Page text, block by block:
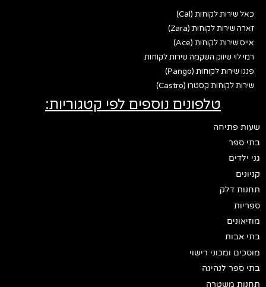
כאל שירות לקוחות (Cal)
זארה שירות לקוחות (Zara)
אייס שירות לקוחות (Ace)
רמי לוי שיווק השקמה שירות לקוחות
פנגו שירות לקוחות (Pango)
שירות לקוחות קסטרו (Castro)
טלפונים נוספים לפי קטגוריות:
שעות פתיחה
בתי ספר
גני ילדים
קניונים
תחנות דלק
ספריות
מוזיאונים
בתי אבות
מוסכים ומכוני רישוי
בתי ספר לנהיגה
תחנות משטרה